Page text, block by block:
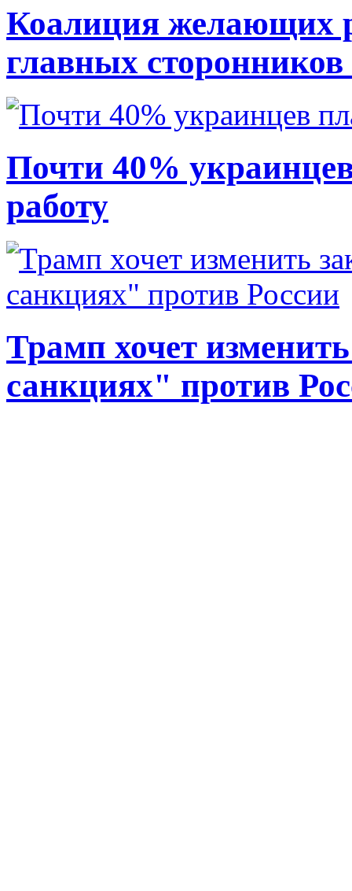
Коалиция желающих
главных
Почти 40%
работу
Трамп хочет
санкциях" против